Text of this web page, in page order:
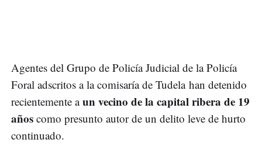
Agentes del Grupo de Policía Judicial de la Policía
Foral adscritos a la comisaría de Tudela han detenido
recientemente aun vecino de la capital ribera de 19
años como presunto autor de un delito leve de hurto
continuado.